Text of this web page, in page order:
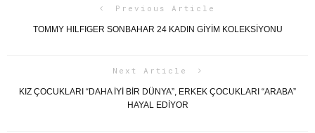
Previous Article
TOMMY HILFIGER SONBAHAR 24 KADIN GİYİM KOLEKSİYONU
Next Article
KIZ ÇOCUKLARI “DAHA IYI BIR DÜNYA”, ERKEK ÇOCUKLARI “ARABA”
HAYAL EDIYOR